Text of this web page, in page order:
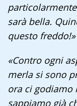
sarà bella.
questo freddo!»
«Contro ogni
merla si sono
ora ci godiamo
sappiamo già